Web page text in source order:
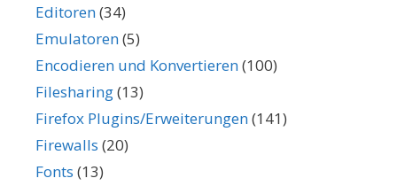
Editoren(34)
Emulatoren(5)
Encodieren und Konvertieren(100)
Filesharing(13)
Firefox Plugins/Erweiterungen(141)
Firewalls (20)
Fonts (13)